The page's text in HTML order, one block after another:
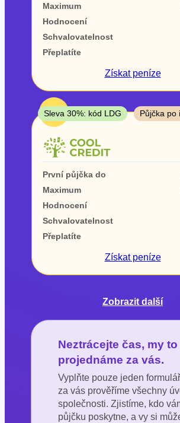
Po insolvenci
ano
V hotovosti
ano
ne
Maximum
Hodnocení
Schvalovatelnost
Přeplatíte
Získatpeníze
TOP
Sleva 30%: kód LDG Půjčka po
První půjčka do
Maximum
Hodnocení
Schvalovatelnost
Přeplatíte
Získatpeníze
Zobrazit další
Neztrácejte čas, my to
projednáme za vás.
Vyplňte pouze jeden
za vás prověříme všechny
společnosti. Zjistíme, kdo
půjčku poskytne, a vy si